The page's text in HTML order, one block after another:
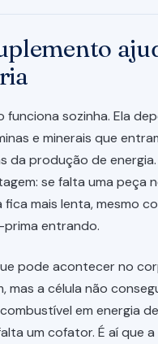
sozinha. Ela
e minerais que
da produção de energia.
se falta uma peça
mais lenta, mesmo
entrando.
pode acontecer no
mas a célula não
em energia
um cofator. É aí que a